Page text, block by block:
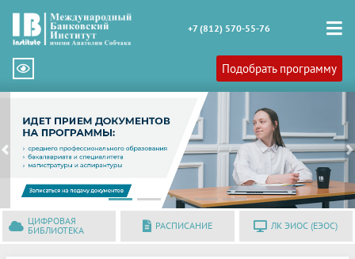
+7 (812) 570-55-76
Подобрать программу
Previous
ЦИФРОВАЯ
БИБЛИОТЕКА
РАСПИСАНИЕ ЛК ЭИОС (ЕЭОС)